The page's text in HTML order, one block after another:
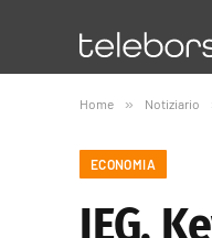
Home » Notiziario
ECONOMIA
IEG,